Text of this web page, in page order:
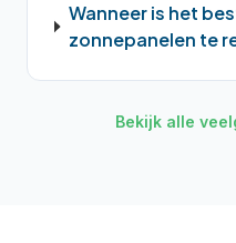
Wanneer is het
zonnepanelen te
Bekijk alle